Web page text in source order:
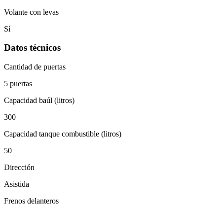
Volante con levas
Sí
Datos técnicos
Cantidad de puertas
5 puertas
Capacidad baúl (litros)
300
Capacidad tanque combustible (litros)
50
Dirección
Asistida
Frenos delanteros